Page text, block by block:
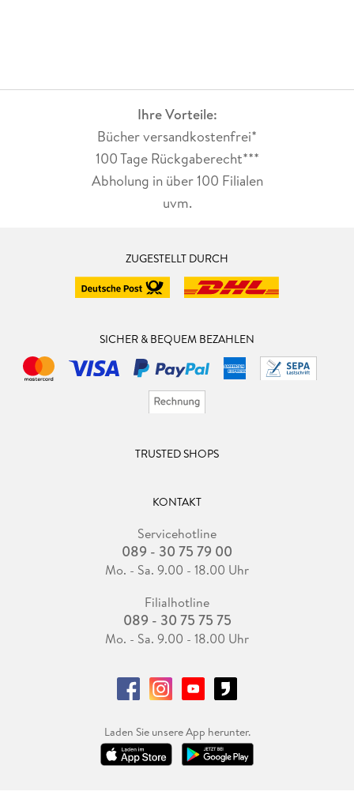
Ihre Vorteile:
Bücher versandkostenfrei*
100 Tage Rückgaberecht***
Abholung in über 100 Filialen
uvm.
ZUGESTELLT DURCH
SICHER & BEQUEM BEZAHLEN
TRUSTED SHOPS
KONTAKT
Servicehotline
089 - 30 75 79 00
Mo. - Sa. 9.00 - 18.00 Uhr
Filialhotline
089 - 30 75 75 75
Mo. - Sa. 9.00 - 18.00 Uhr
Laden Sie unsere App herunter.